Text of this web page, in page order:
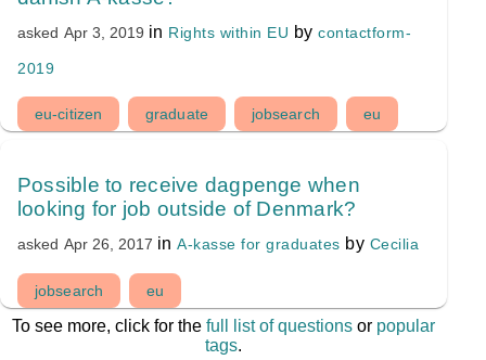
asked Apr 3, 2019 in Rights within EU bycontactform-
2019
eu-citizen graduate jobsearch eu
Possible to receive dagpenge when
looking for job outside of Denmark?
asked Apr 26, 2017 inA-kasse for graduates by Cecilia
jobsearch eu
To see more, click for thefull list of questions or popular
tags.